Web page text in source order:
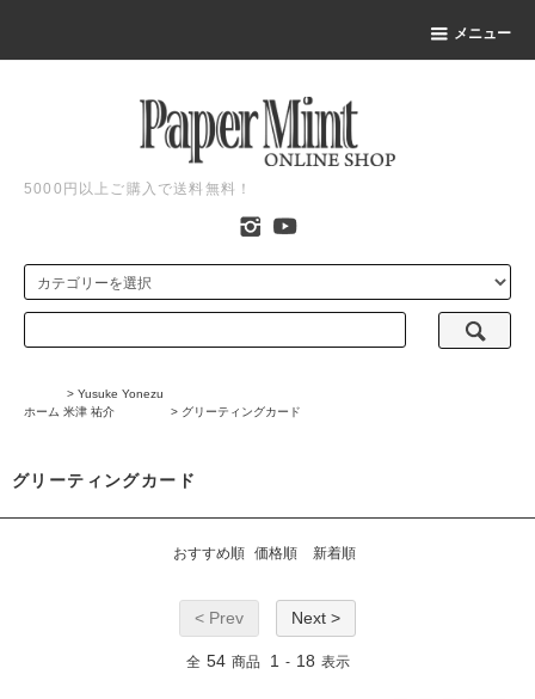
メニュー
5000円以上ご購入で送料無料！
ホーム
> Yusuke Yonezu
米津 祐介
> グリーティングカード
グリーティングカード
おすすめ順 価格順 新着順
< Prev Next >
全 54 商品 1 - 18 表示